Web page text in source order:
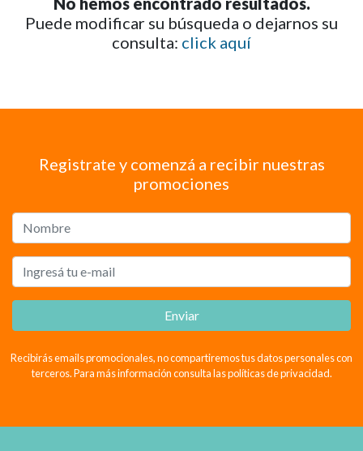
Puede modificar su búsqueda o dejarnos su
consulta: click aquí
Registrate y comenzá a recibir nuestras
promociones
Enviar
Recibirás emails promocionales, no compartiremos tus datos personales con
terceros. Para más información consulta las políticas de privacidad.